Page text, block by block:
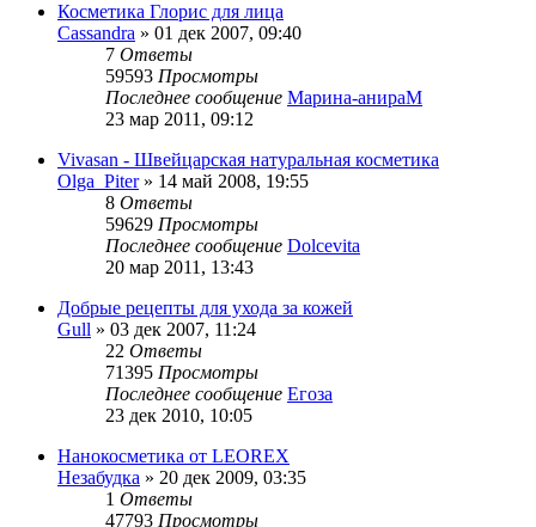
Косметика Глорис для лица
Cassandra » 01 дек 2007, 09:40
7 Ответы
59593 Просмотры
Последнее сообщение Марина-анираМ
23 мар 2011, 09:12
Vivasan - Швейцарская натуральная косметика
Olga_Piter» 14 май 2008, 19:55
8 Ответы
59629 Просмотры
Последнее сообщение Dolcevita
20 мар 2011, 13:43
Добрые рецепты для ухода за кожей
Gull » 03 дек 2007, 11:24
22 Ответы
71395 Просмотры
Последнее сообщение Егоза
23 дек 2010, 10:05
Нанокосметика от LEOREX
Незабудка » 20 дек 2009, 03:35
1 Ответы
47793 Просмотры